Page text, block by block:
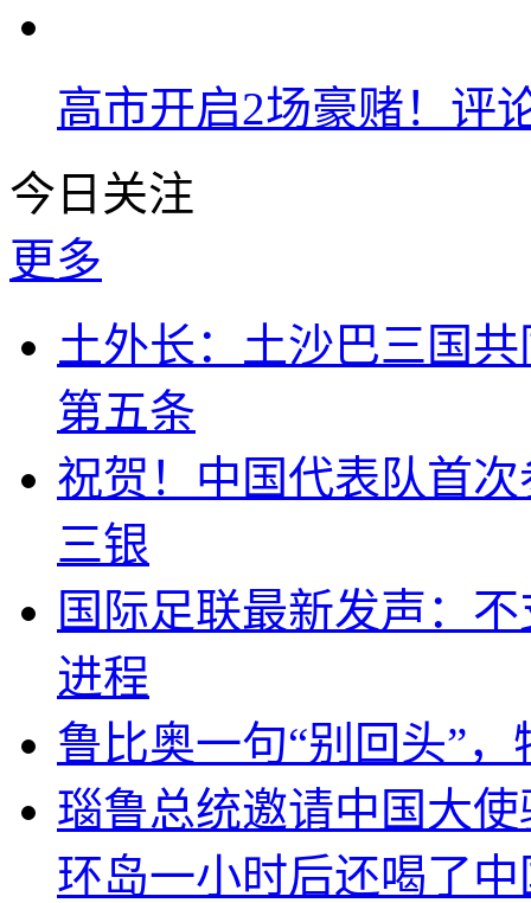
高市开启2场豪赌！评
今日关注
更多
土外长：土沙巴三国
第五条
祝贺！中国代表队首
三银
国际足联最新发声：
进程
鲁比奥一句“别回头”
瑙鲁总统邀请中国大
环岛一小时后还喝了